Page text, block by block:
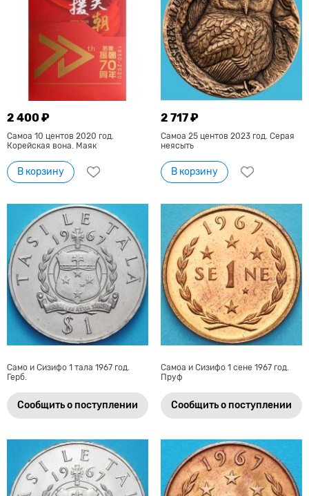
2 400 ₽
Самоа 10 центов 2020 год.
Корейская вона. Маяк
В корзину
2 717 ₽
Самоа 25 центов 2023 год. Серая
неясыть
В корзину
Само и Сизифо 1 тала 1967 год.
Герб.
Сообщить о поступлении
Самоа и Сизифо 1 сене 1967 год.
Пруф
Сообщить о поступлении